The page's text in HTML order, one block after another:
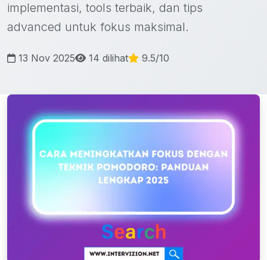
implementasi, tools terbaik, dan tips
advanced untuk fokus maksimal.
13 Nov 2025 14 dilihat 9.5/10